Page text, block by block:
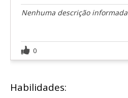
Nenhuma descrição informada
0
Habilidades: